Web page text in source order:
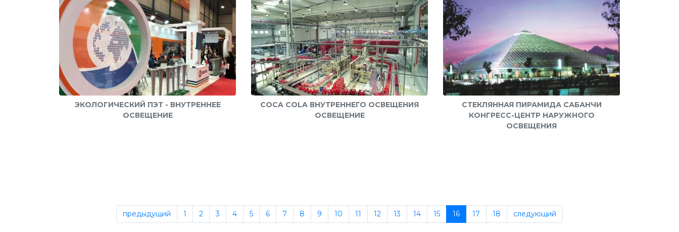
ЭКОЛОГИЧЕСКИЙ ПЭТ - ВНУТРЕННЕЕ
ОСВЕЩЕНИЕ
COCA COLA ВНУТРЕННЕГО ОСВЕЩЕНИЯ
ОСВЕЩЕНИЕ
СТЕКЛЯННАЯ ПИРАМИДА САБАНЧИ
КОНГРЕСС-ЦЕНТР НАРУЖНОГО
ОСВЕЩЕНИЯ
предыдущий 1 2 3 4 5 6 7 8 9 10 11 12 13 14 15 16 17 18 следующий